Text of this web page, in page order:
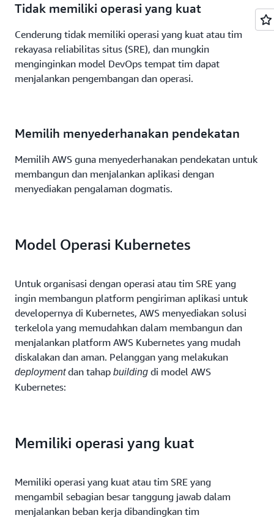
Tidak memiliki operasi yang kuat
Cenderung tidak memiliki operasi yang kuat atau tim
rekayasa reliabilitas situs (SRE), dan mungkin
menginginkan model DevOps tempat tim dapat
menjalankan pengembangan dan operasi.
Memilih menyederhanakan pendekatan
Memilih AWS guna menyederhanakan pendekatan untuk
membangun dan menjalankan aplikasi dengan
menyediakan pengalaman dogmatis.
Model Operasi Kubernetes
Untuk organisasi dengan operasi atau tim SRE yang
ingin membangun platform pengiriman aplikasi untuk
developernya di Kubernetes, AWS menyediakan solusi
terkelola yang memudahkan dalam membangun dan
menjalankan platform AWS Kubernetes yang mudah
diskalakan dan aman. Pelanggan yang melakukan
deploymentdan tahap building di model AWS
Kubernetes:
Memiliki operasi yang kuat
Memiliki operasi yang kuat atau tim SRE yang
mengambil sebagian besar tanggung jawab dalam
menjalankan beban kerja dibandingkan tim